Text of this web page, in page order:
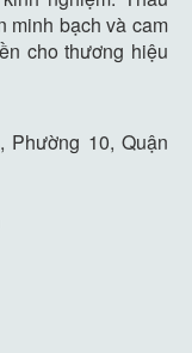
minh bạch và cam
cho thương hiệu
10, Quận